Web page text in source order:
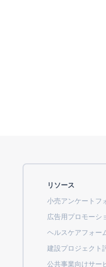
リソース
小売アンケートフ
広告用プロモーシ
ヘルスケアフォー
建設プロジェクト
公共事業向けサー